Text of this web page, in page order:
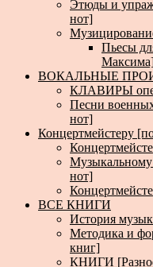
Этюды и
нот]
Пьесы
ВОКАЛЬНЫЕ
КЛАВИРЫ
Песни
нот]
Концертмейстеру
нот]
ВСЕ КНИГИ
История
Методика и
книг]
КНИГИ